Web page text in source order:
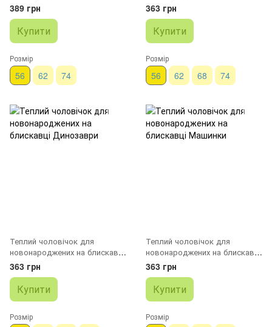
рожевий
389 грн
Купити
Розмір
56 62 74
Левеня
363 грн
Купити
Розмір
56 62 68 74
Теплий чоловічок для
новонароджених на блискавці
Динозаври
363 грн
Купити
Розмір
Теплий чоловічок для
новонароджених на блискавці
Машинки
363 грн
Купити
Розмір